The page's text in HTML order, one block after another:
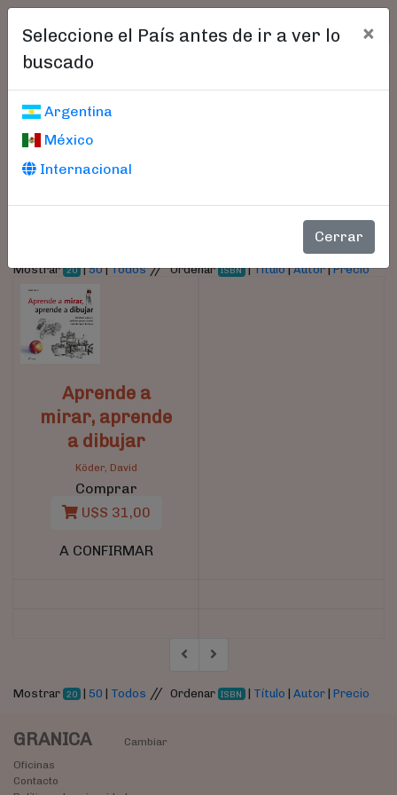
Seleccione el País antes de ir a ver lo
buscado
×
Argentina
México
Internacional
Cerrar
Libros encontrados
Parámetros
Mostrar 20 |50|Todos//Ordenar ISBN |Título|Autor|Precio
Aprende a
mirar, aprende
a dibujar
Köder, David
Comprar
U$S 31,00
A CONFIRMAR
Mostrar 20 | 50 | Todos // Ordenar ISBN | Título |Autor |Precio
GRANICA
Cambiar
Oficinas
Contacto